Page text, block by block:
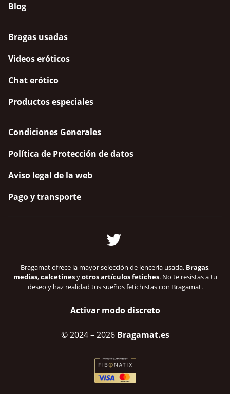
Blog
Bragas usadas
Videos eróticos
Chat erótico
Productos especiales
Condiciones Generales
Política de Protección de datos
Aviso legal de la web
Pago y transporte
Bragamat ofrece la mayor selección de lencería usada. Bragas,
medias,calcetinesyotros artículos fetiches. No te resistas a tu
deseo y haz realidad tus sueños fetichistas con Bragamat.
Activar modo discreto
© 2024– 2026 Bragamat.es